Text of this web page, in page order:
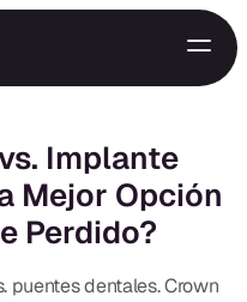
Implante
Mejor Opción
Perdido?
puentes dentales. Crown